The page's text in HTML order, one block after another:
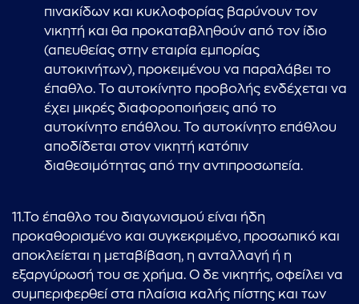
πινακίδων και κυκλοφορίας βαρύνουν τον
νικητή και θα προκαταβληθούν από τον ίδιο
(απευθείας στην εταιρία εμπορίας
αυτοκινήτων), προκειμένου να παραλάβει το
έπαθλο. Το αυτοκίνητο προβολής ενδέχεται να
έχει μικρές διαφοροποιήσεις από το
αυτοκίνητο επάθλου. Το αυτοκίνητο επάθλου
αποδίδεται στον νικητή κατόπιν
διαθεσιμότητας από την αντιπροσωπεία.
11.Το έπαθλο του διαγωνισμού είναι ήδη
προκαθορισμένο και συγκεκριμένο, προσωπικό και
αποκλείεται η μεταβίβαση, η ανταλλαγή ή η
εξαργύρωσή του σε χρήμα. Ο δε νικητής, οφείλει να
συμπεριφερθεί στα πλαίσια καλής πίστης και των